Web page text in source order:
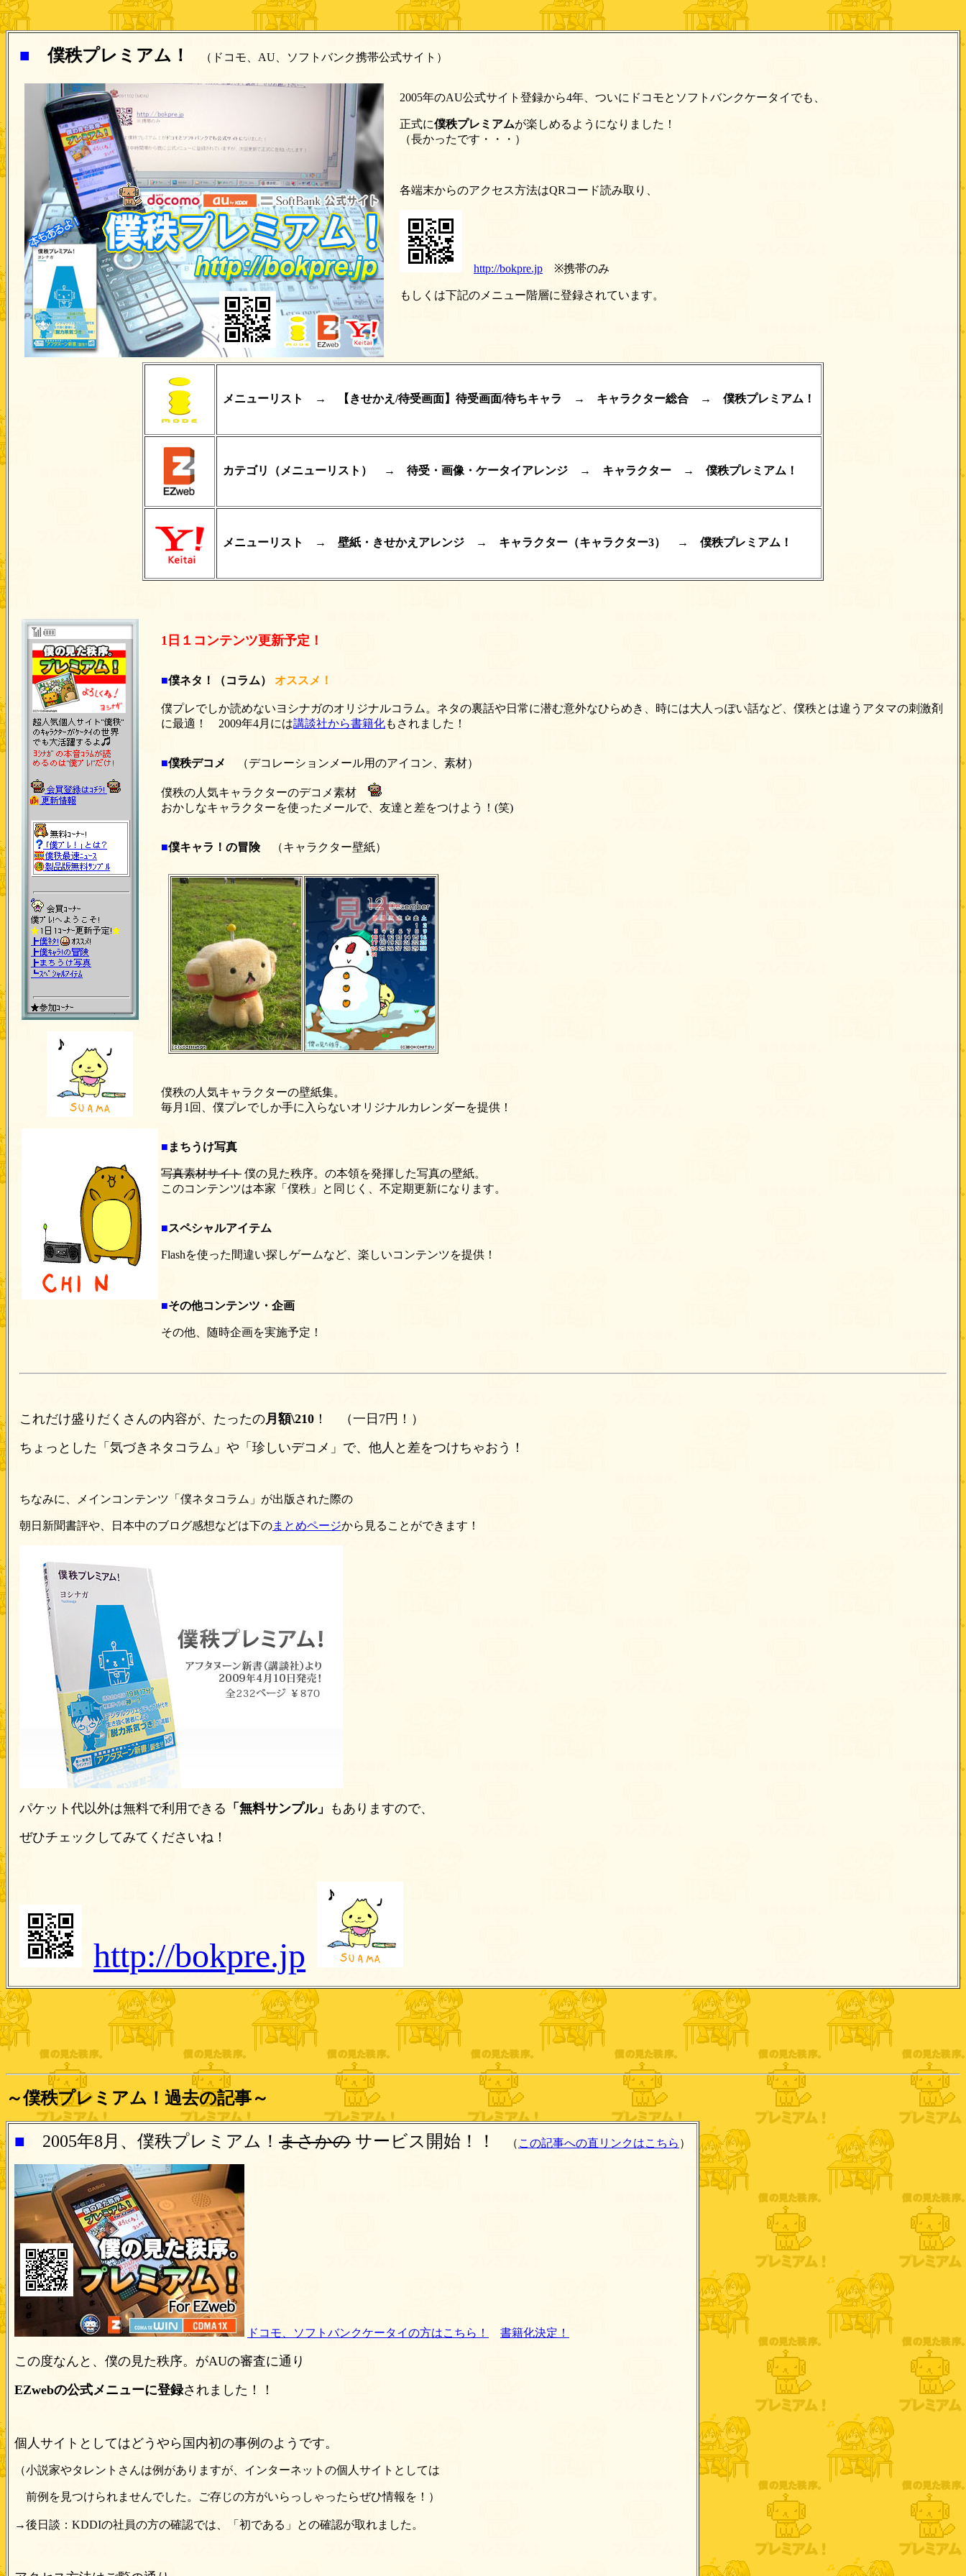
■ 僕秩プレミアム！ （ドコモ、AU、ソフトバンク携帯公式サイト）
2005年のAU公式サイト登録から4年、ついにドコモとソフトバンクケータイでも、
正式に僕秩プレミアムが楽しめるようになりました！
（長かったです・・・）
各端末からのアクセス方法はQRコード読み取り、
http://bokpre.jp ※携帯のみ
もしくは下記のメニュー階層に登録されています。
メニューリスト → 【きせかえ/待受画面】待受画面/待ちキャラ → キャラクター総合 → 僕秩プレミアム！
カテゴリ（メニューリスト） → 待受・画像・ケータイアレンジ → キャラクター → 僕秩プレミアム！
メニューリスト → 壁紙・きせかえアレンジ → キャラクター（キャラクター3） → 僕秩プレミアム！
1日１コンテンツ更新予定！
■僕ネタ！（コラム） オススメ！
僕プレでしか読めないヨシナガのオリジナルコラム。ネタの裏話や日常に潜む意外なひらめき、時には大人っぽい話など、僕秩とは違うアタマの刺激剤
に最適！ 2009年4月には講談社から書籍化もされました！
■僕秩デコメ （デコレーションメール用のアイコン、素材）
僕秩の人気キャラクターのデコメ素材
おかしなキャラクターを使ったメールで、友達と差をつけよう！(笑)
■僕キャラ！の冒険（キャラクター壁紙）
僕秩の人気キャラクターの壁紙集。
毎月1回、僕プレでしか手に入らないオリジナルカレンダーを提供！
■ まちうけ写真
写真素材サイト 僕の見た秩序。の本領を発揮した写真の壁紙。
このコンテンツは本家「僕秩」と同じく、不定期更新になります。
■スペシャルアイテム
Flashを使った間違い探しゲームなど、楽しいコンテンツを提供！
■その他コンテンツ・企画
その他、随時企画を実施予定！
これだけ盛りだくさんの内容が、たったの月額\210 ！ （一日7円！）
ちょっとした「気づきネタコラム」や「珍しいデコメ」で、他人と差をつけちゃおう！
ちなみに、メインコンテンツ「僕ネタコラム」が出版された際の
朝日新聞書評や、日本中のブログ感想などは下のまとめページから見ることができます！
パケット代以外は無料で利用できる 「無料サンプル」
もありますので、
ぜひチェックしてみてくださいね！
http://bokpre.jp
～僕秩プレミアム！過去の記事～
■ 2005年8月、 僕秩プレミアム！ まさかの サービス開始！！ （ この記事への直リンクはこちら ）
ドコモ、ソフトバンクケータイの方はこちら！ 書籍化決定！
この度なんと、僕の見た秩序。がAUの審査に通り
EZwebの公式メニューに登録されました！！
個人サイトとしてはどうやら国内初の事例のようです。
（小説家やタレントさんは例がありますが、インターネットの個人サイトとしては
前例を見つけられませんでした。ご存じの方がいらっしゃったらぜひ情報を！）
→後日談：KDDIの社員の方の確認では、「初である」との確認が取れました。